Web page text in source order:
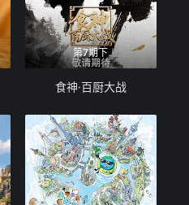
第7期下
食神·百厨大战